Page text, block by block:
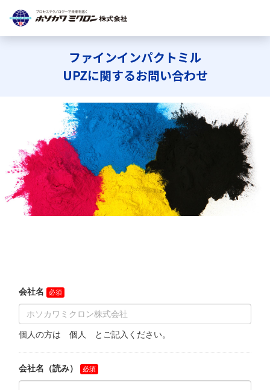
Japanese English
IIoT
製品
ニュース
IR情報
ファインインパクトミル
UPZに関するお問い合わせ